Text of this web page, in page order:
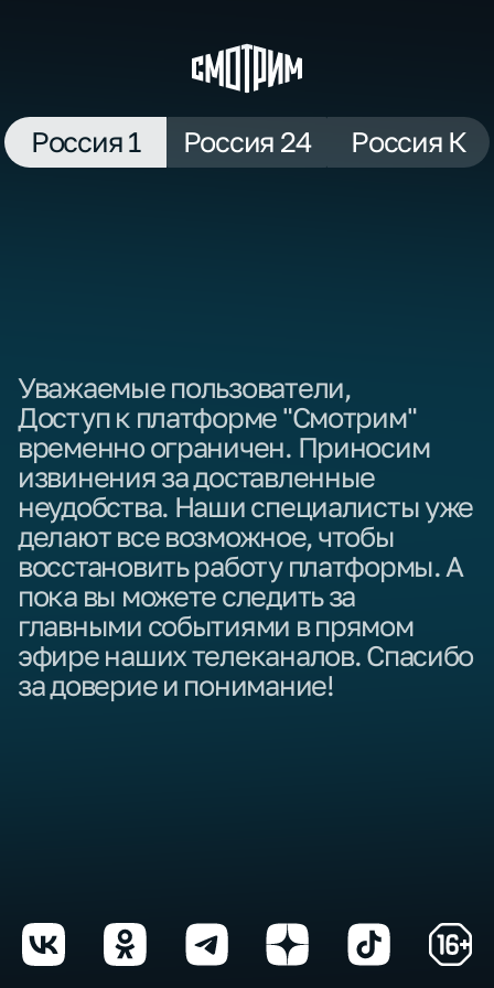
Россия 1 Россия 24 Россия К
Уважаемые пользователи,
Доступ к платформе "Смотрим"
временно ограничен. Приносим
извинения за доставленные
неудобства. Наши специалисты уже
делают все возможное, чтобы
восстановить работу платформы. А
пока вы можете следить за
главными событиями в прямом
эфире наших телеканалов. Спасибо
за доверие и понимание!